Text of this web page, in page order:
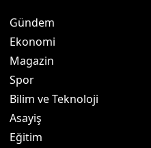
Gündem
Ekonomi
Magazin
Spor
Bilim ve Teknoloji
Asayiş
Eğitim